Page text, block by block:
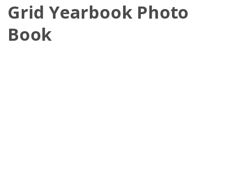
Grid Yearbook Photo
Book